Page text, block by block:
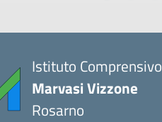
Istituto Comprensivo
Marvasi Vizzone
Rosarno